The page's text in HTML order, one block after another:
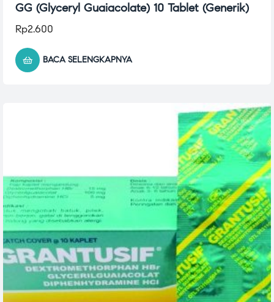
GG (Glyceryl Guaiacolate) 10 Tablet (Generik)
Rp2.600
BACA SELENGKAPNYA